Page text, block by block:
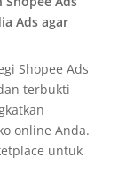
Ads agar
Shopee Ads
terbukti
online Anda.
untuk